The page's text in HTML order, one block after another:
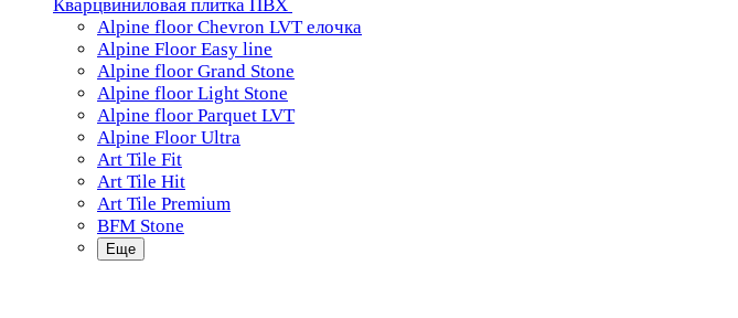
Кварцвиниловая плитка ПВХ
Alpine floor Chevron LVT елочка
Alpine Floor Easy line
Alpine floor Grand Stone
Alpine floor Light Stone
Alpine floor Parquet LVT
Alpine Floor Ultra
Art Tile Fit
Art Tile Hit
Art Tile Premium
BFM Stone
Еще